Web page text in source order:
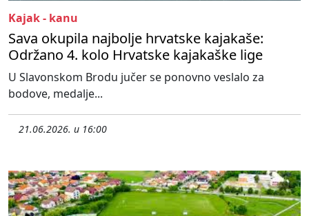
Kajak - kanu
Sava okupila najbolje hrvatske kajakaše:
Održano 4. kolo Hrvatske kajakaške lige
U Slavonskom Brodu jučer se ponovno veslalo za
bodove, medalje...
21.06.2026. u 16:00